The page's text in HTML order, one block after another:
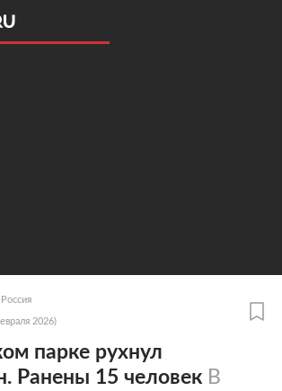
Россия
2026)
парке рухнул
Ранены 15 человек В